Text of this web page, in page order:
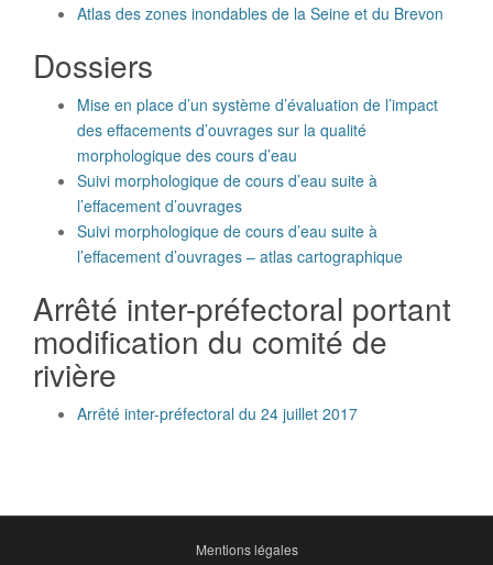
Atlas des zones inondables de la Seine et du Brevon
Dossiers
Mise en place d’un système d’évaluation de l’impact
des effacements d’ouvrages sur la qualité
morphologique des cours d’eau
Suivi morphologique de cours d’eau suite à
l’effacement d’ouvrages
Suivi morphologique de cours d’eau suite à
l’effacement d’ouvrages – atlas cartographique
Arrêté inter-préfectoral portant
modification du comité de
rivière
Arrêté inter-préfectoral du 24 juillet 2017
Mentions légales